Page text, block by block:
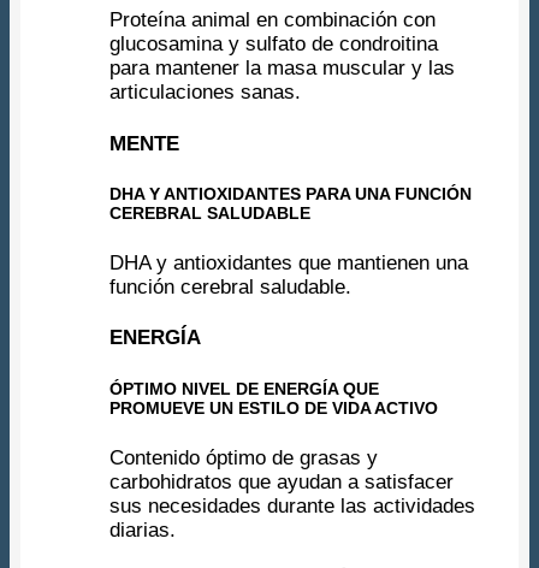
Proteína animal en combinación con
glucosamina y sulfato de condroitina
para mantener la masa muscular y las
articulaciones sanas.
MENTE
DHA Y ANTIOXIDANTES PARA UNA FUNCIÓN
CEREBRAL SALUDABLE
DHA y antioxidantes que mantienen una
función cerebral saludable.
ENERGÍA
ÓPTIMO NIVEL DE ENERGÍA QUE
PROMUEVE UN ESTILO DE VIDA ACTIVO
Contenido óptimo de grasas y
carbohidratos que ayudan a satisfacer
sus necesidades durante las actividades
diarias.